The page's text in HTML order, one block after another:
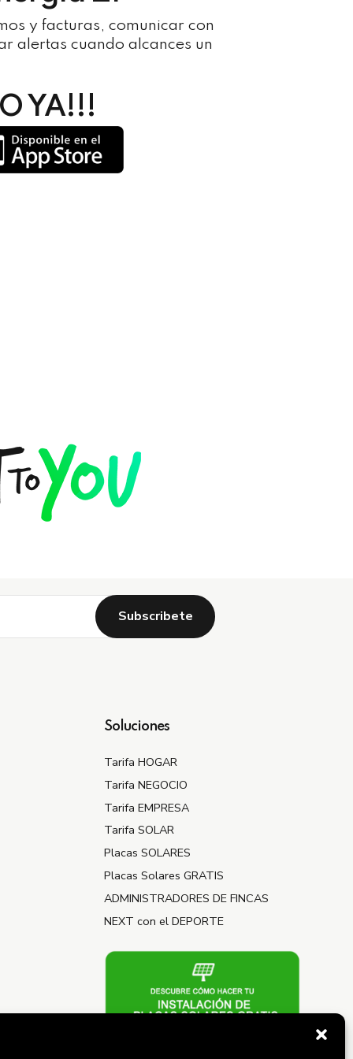
y facturas, comunicar con
alertas cuando alcances un
YA!!!
Soluciones
Tarifa HOGAR
Tarifa NEGOCIO
Tarifa EMPRESA
Tarifa SOLAR
Placas SOLARES
Placas Solares GRATIS
ADMINISTRADORES DE FINCAS
NEXT con el DEPORTE